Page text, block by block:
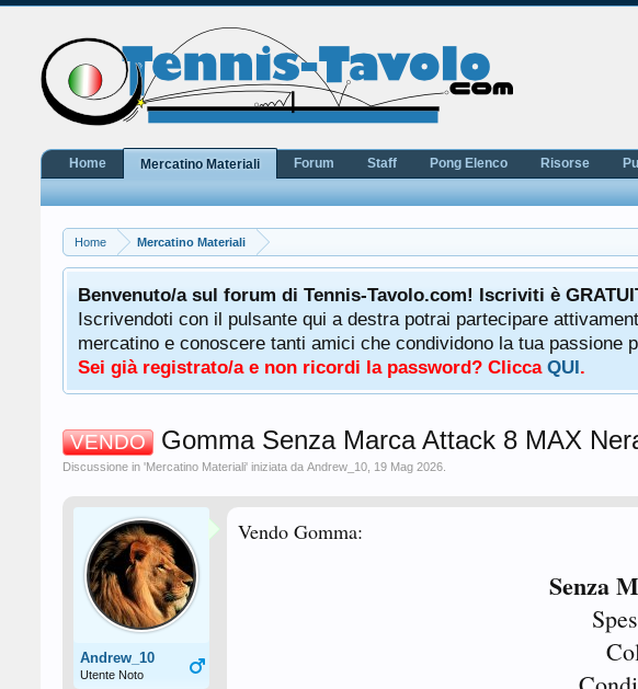
Home Mercatino Materiali
Benvenuto/a sul forum di Tennis-Tavolo.com! Iscriviti è
Iscrivendoti con il pulsante qui a destra potrai partecipare
mercatino e conoscere tanti amici che condividono la tua passione
Sei già registrato/a e non ricordi la password? Clicca QUI.
VENDO Gomma Senza Marca Attack 8 MAX
Discussione in 'Mercatino Materiali' iniziata da Andrew_10 19 Mag 2026
Andrew_10
Utente Noto
Vendo Gomma:
Senza
Home Mercatino Materiali Forum Staff Pong Elenco Risorse